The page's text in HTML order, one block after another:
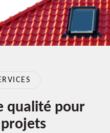
qualité pour